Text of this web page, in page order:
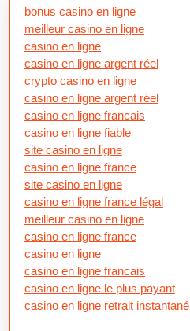
bonus casino en ligne
meilleur casino en ligne
casino en ligne
casino en ligne argent réel
crypto casino en ligne
casino en ligne argent réel
casino en ligne francais
casino en ligne fiable
site casino en ligne
casino en ligne france
site casino en ligne
casino en ligne france légal
meilleur casino en ligne
casino en ligne france
casino en ligne
casino en ligne francais
casino en ligne le plus payant
casino en ligne retrait instantané